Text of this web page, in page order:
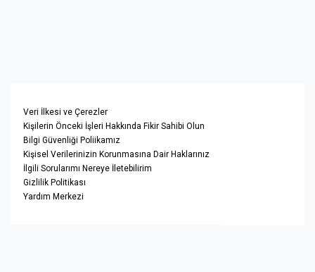
Veri İlkesi ve Çerezler
Kişilerin Önceki İşleri Hakkında Fikir Sahibi Olun
Bilgi Güvenliği Poliikamız
Kişisel Verilerinizin Korunmasına Dair Haklarınız
İlgili Sorularımı Nereye İletebilirim
Gizlilik Politikası
Yardım Merkezi